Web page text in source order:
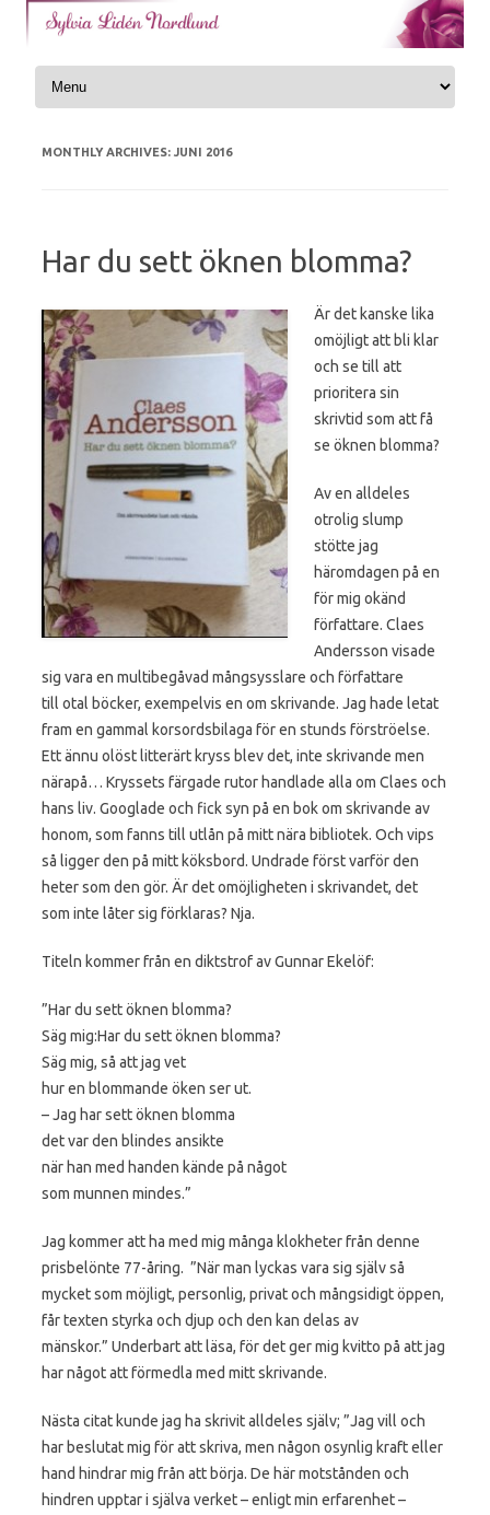
Skip to content
MONTHLY ARCHIVES: JUNI 2016
Har du sett öknen blomma?
Är det kanske lika
omöjligt att bli klar
och se till att
prioritera sin
skrivtid som att få
se öknen blomma?
Av en alldeles
otrolig slump
stötte jag
häromdagen på en
för mig okänd
författare. Claes
Andersson visade
sig vara en multibegåvad mångsysslare och författare
till otal böcker, exempelvis en om skrivande. Jag hade letat
fram en gammal korsordsbilaga för en stunds förströelse.
Ett ännu olöst litterärt kryss blev det, inte skrivande men
närapå… Kryssets färgade rutor handlade alla om Claes och
hans liv. Googlade och fick syn på en bok om skrivande av
honom, som fanns till utlån på mitt nära bibliotek. Och vips
så ligger den på mitt köksbord. Undrade först varför den
heter som den gör. Är det omöjligheten i skrivandet, det
som inte låter sig förklaras? Nja.
Titeln kommer från en diktstrof av Gunnar Ekelöf:
”Har du sett öknen blomma?
Säg mig:Har du sett öknen blomma?
Säg mig, så att jag vet
hur en blommande öken ser ut.
– Jag har sett öknen blomma
det var den blindes ansikte
när han med handen kände på något
som munnen mindes.”
Jag kommer att ha med mig många klokheter från denne
prisbelönte 77-åring. ”När man lyckas vara sig själv så
mycket som möjligt, personlig, privat och mångsidigt öppen,
får texten styrka och djup och den kan delas av
mänskor.” Underbart att läsa, för det ger mig kvitto på att jag
har något att förmedla med mitt skrivande.
Nästa citat kunde jag ha skrivit alldeles själv; ”Jag vill och
har beslutat mig för att skriva, men någon osynlig kraft eller
hand hindrar mig från att börja. De här motstånden och
hindren upptar i själva verket – enligt min erfarenhet –